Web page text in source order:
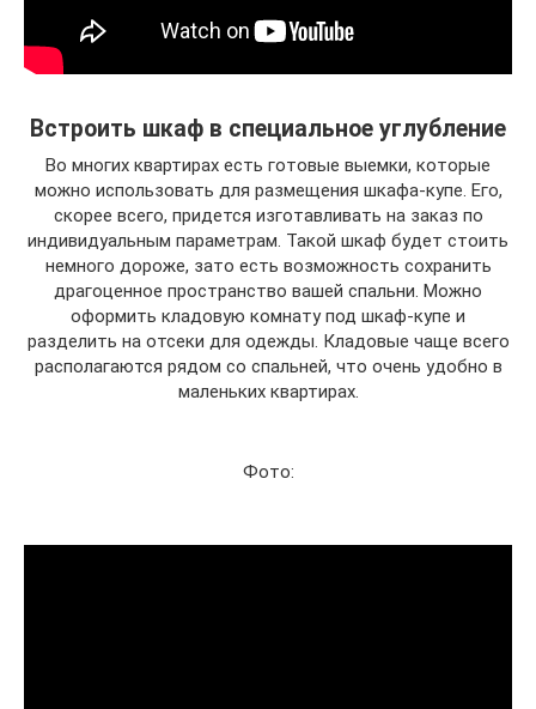
Встроить шкаф в специальное углубление
Во многих квартирах есть готовые выемки, которые
можно использовать для размещения шкафа-купе. Его,
скорее всего, придется изготавливать на заказ по
индивидуальным параметрам. Такой шкаф будет стоить
немного дороже, зато есть возможность сохранить
драгоценное пространство вашей спальни. Можно
оформить кладовую комнату под шкаф-купе и
разделить на отсеки для одежды. Кладовые чаще всего
располагаются рядом со спальней, что очень удобно в
маленьких квартирах.
Фото: